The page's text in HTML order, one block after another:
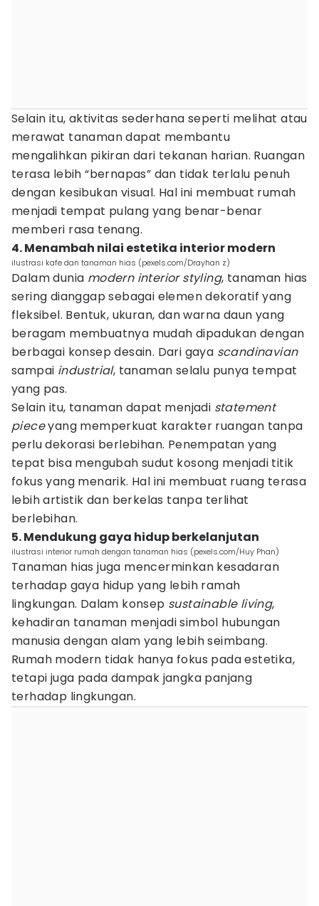
Selain itu, aktivitas sederhana seperti melihat atau
merawat tanaman dapat membantu
mengalihkan pikiran dari tekanan harian. Ruangan
terasa lebih “bernapas” dan tidak terlalu penuh
dengan kesibukan visual. Hal ini membuat rumah
menjadi tempat pulang yang benar-benar
memberi rasa tenang.
4. Menambah nilai estetika interior modern
ilustrasi kafe dan tanaman hias (pexels.com/Drayhan z)
Dalam dunia modern interior styling, tanaman hias
sering dianggap sebagai elemen dekoratif yang
fleksibel. Bentuk, ukuran, dan warna daun yang
beragam membuatnya mudah dipadukan dengan
berbagai konsep desain. Dari gaya scandinavian
sampai industrial, tanaman selalu punya tempat
yang pas.
Selain itu, tanaman dapat menjadi statement
pieceyang memperkuat karakter ruangan tanpa
perlu dekorasi berlebihan. Penempatan yang
tepat bisa mengubah sudut kosong menjadi titik
fokus yang menarik. Hal ini membuat ruang terasa
lebih artistik dan berkelas tanpa terlihat
berlebihan.
5. Mendukung gaya hidup berkelanjutan
ilustrasi interior rumah dengan tanaman hias (pexels.com/Huy Phan)
Tanaman hias juga mencerminkan kesadaran
terhadap gaya hidup yang lebih ramah
lingkungan. Dalam konsep sustainable living,
kehadiran tanaman menjadi simbol hubungan
manusia dengan alam yang lebih seimbang.
Rumah modern tidak hanya fokus pada estetika,
tetapi juga pada dampak jangka panjang
terhadap lingkungan.